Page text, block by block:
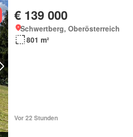
€ 139 000
Schwertberg, Oberösterreich
801 m²
Vor 22 Stunden